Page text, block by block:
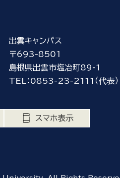
出雲キャンパス
〒693-8501
島根県出雲市塩冶町89-1
TEL：0853-23-2111（代表）
スマホ表示